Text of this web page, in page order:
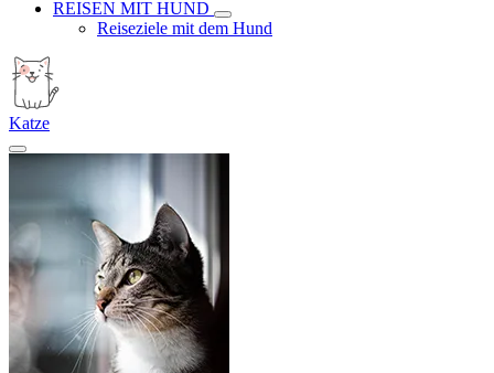
REISEN MIT HUND
Reiseziele mit dem Hund
Katze